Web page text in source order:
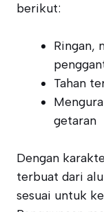
berikut:
Ringan,
Tahan
getaran
Dengan
terbuat dari
sesuai untuk